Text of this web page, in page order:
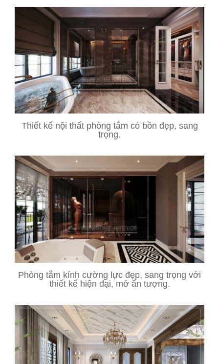
Thiết kế nội thất phòng tắm có bồn đẹp, sang
trọng.
Phòng tắm kính cường lực đẹp, sang trọng với
thiết kế hiện đại, mở ấn tượng.